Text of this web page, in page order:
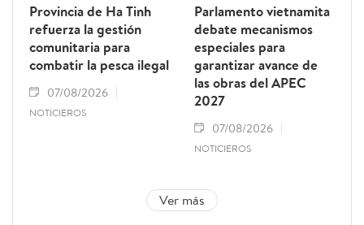
Provincia de Ha Tinh
refuerza la gestión
comunitaria para
combatir la pesca ilegal
07/08/2026
NOTICIEROS
Parlamento vietnamita
debate mecanismos
especiales para
garantizar avance de
las obras del APEC
2027
07/08/2026
NOTICIEROS
Ver más